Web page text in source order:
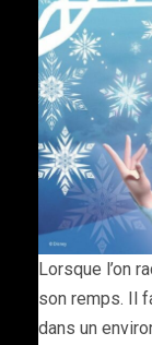
Lorsque l’on
son remps. Il
dans un